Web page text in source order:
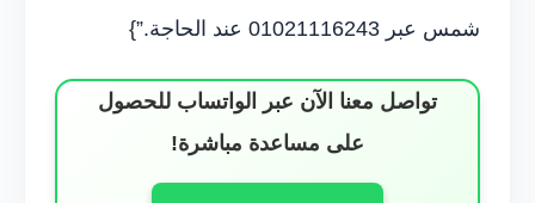
شمس عبر 01021116243 عند الحاجة.”}
تواصل معنا الآن عبر الواتساب للحصول
على مساعدة مباشرة!